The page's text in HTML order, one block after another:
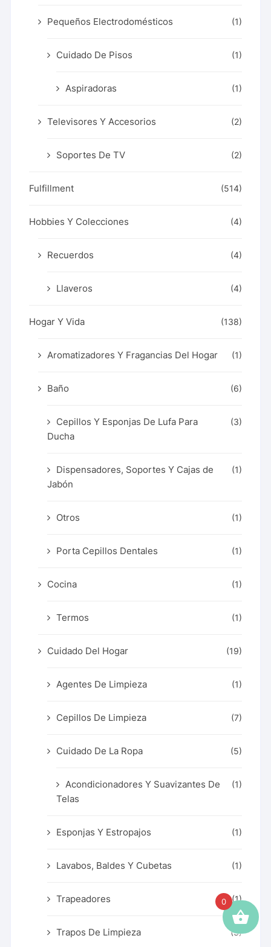
Pequeños Electrodomésticos (1)
Cuidado De Pisos (1)
Aspiradoras (1)
Televisores Y Accesorios (2)
Soportes De TV (2)
Fulfillment (514)
Hobbies Y Colecciones (4)
Recuerdos (4)
Llaveros (4)
Hogar Y Vida (138)
Aromatizadores Y Fragancias Del Hogar (1)
Baño (6)
Cepillos Y Esponjas De Lufa Para
Ducha
(3)
Dispensadores, Soportes Y Cajas de
Jabón
(1)
Otros (1)
Porta Cepillos Dentales (1)
Cocina (1)
Termos (1)
Cuidado Del Hogar (19)
Agentes De Limpieza (1)
Cepillos De Limpieza (7)
Cuidado De La Ropa (5)
Acondicionadores Y Suavizantes De
Telas
(1)
Esponjas Y Estropajos (1)
Lavabos, Baldes Y Cubetas (1)
Trapeadores (1)
Trapos De Limpieza (3)
0